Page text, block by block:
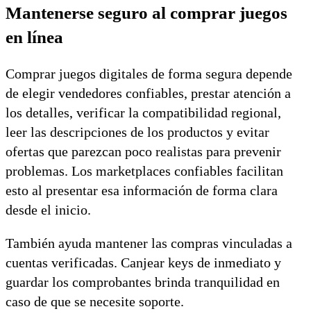
Mantenerse seguro al comprar juegos
en línea
Comprar juegos digitales de forma segura depende
de elegir vendedores confiables, prestar atención a
los detalles, verificar la compatibilidad regional,
leer las descripciones de los productos y evitar
ofertas que parezcan poco realistas para prevenir
problemas. Los marketplaces confiables facilitan
esto al presentar esa información de forma clara
desde el inicio.
También ayuda mantener las compras vinculadas a
cuentas verificadas. Canjear keys de inmediato y
guardar los comprobantes brinda tranquilidad en
caso de que se necesite soporte.